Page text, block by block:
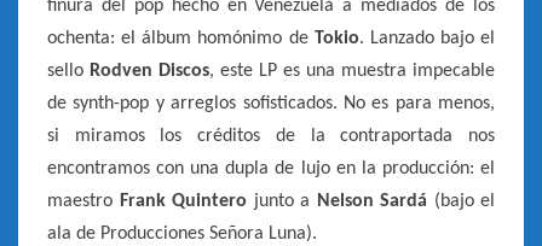
finura del pop hecho en Venezuela a mediados de los
ochenta: el álbum homónimo de Tokio. Lanzado bajo el
sello Rodven Discos, este LP es una muestra impecable
de synth-pop y arreglos sofisticados. No es para menos,
si miramos los créditos de la contraportada nos
encontramos con una dupla de lujo en la producción: el
maestro Frank Quintero junto a Nelson Sardá (bajo el
ala de Producciones Señora Luna).